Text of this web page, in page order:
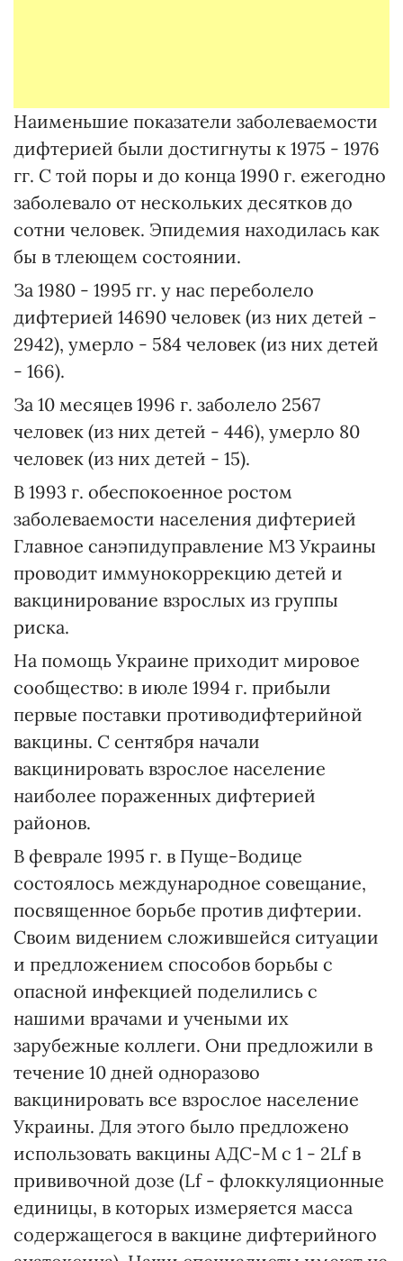
Наименьшие показатели заболеваемости
дифтерией были достигнуты к 1975 - 1976
гг. С той поры и до конца 1990 г. ежегодно
заболевало от нескольких десятков до
сотни человек. Эпидемия находилась как
бы в тлеющем состоянии.
За 1980 - 1995 гг. у нас переболело
дифтерией 14690 человек (из них детей -
2942), умерло - 584 человек (из них детей
- 166).
За 10 месяцев 1996 г. заболело 2567
человек (из них детей - 446), умерло 80
человек (из них детей - 15).
В 1993 г. обеспокоенное ростом
заболеваемости населения дифтерией
Главное санэпидуправление МЗ Украины
проводит иммунокоррекцию детей и
вакцинирование взрослых из группы
риска.
На помощь Украине приходит мировое
сообщество: в июле 1994 г. прибыли
первые поставки противодифтерийной
вакцины. С сентября начали
вакцинировать взрослое население
наиболее пораженных дифтерией
районов.
В феврале 1995 г. в Пуще-Водице
состоялось международное совещание,
посвященное борьбе против дифтерии.
Своим видением сложившейся ситуации
и предложением способов борьбы с
опасной инфекцией поделились с
нашими врачами и учеными их
зарубежные коллеги. Они предложили в
течение 10 дней одноразово
вакцинировать все взрослое население
Украины. Для этого было предложено
использовать вакцины АДС-М с 1 - 2Lf в
прививочной дозе (Lf - флоккуляционные
единицы, в которых измеряется масса
содержащегося в вакцине дифтерийного